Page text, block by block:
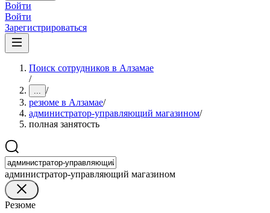
Войти
Войти
Зарегистрироваться
Поиск сотрудников в Алзамае
/
... /
резюме в Алзамае/
администратор-управляющий магазином/
полная занятость
администратор-управляющий магазином
Резюме